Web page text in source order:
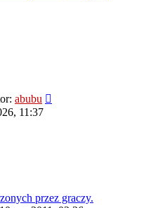
abubu
11:37
przez graczy.